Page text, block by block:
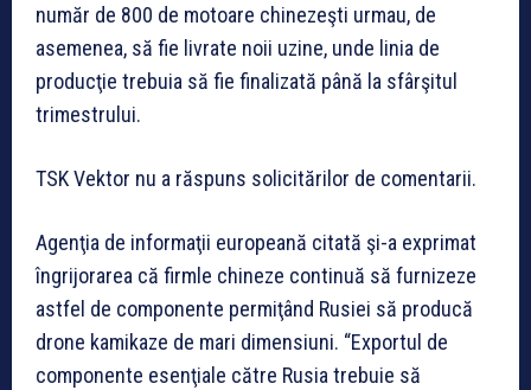
număr de 800 de motoare chinezeşti urmau, de
asemenea, să fie livrate noii uzine, unde linia de
producţie trebuia să fie finalizată până la sfârşitul
trimestrului.
TSK Vektor nu a răspuns solicitărilor de comentarii.
Agenţia de informaţii europeană citată şi-a exprimat
îngrijorarea că firmle chineze continuă să furnizeze
astfel de componente permiţând Rusiei să producă
drone kamikaze de mari dimensiuni. “Exportul de
componente esenţiale către Rusia trebuie să